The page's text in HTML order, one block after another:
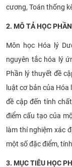
cương, Toán thống
2. MÔ TẢ HỌC PHẦN
Môn học Hóa lý
nguyên tắc hóa lý
Phần lý thuyết đề
luật cơ bản của
đề cập đến tính
điểm cấu tạo của
làm thí nghiệm xác
một số đặc điểm,
3. MỤC TIÊU HỌC